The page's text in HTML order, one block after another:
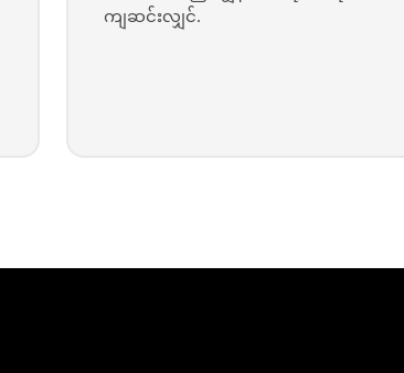
ကျဆင်းလျှင်.